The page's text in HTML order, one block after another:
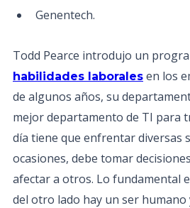
Genentech.
Todd Pearce introdujo un
habilidades laborales en los
de algunos años, su
mejor departamento de TI para
día tiene que enfrentar diversas
ocasiones, debe tomar
afectar a otros. Lo fundamental
del otro lado hay un ser humano